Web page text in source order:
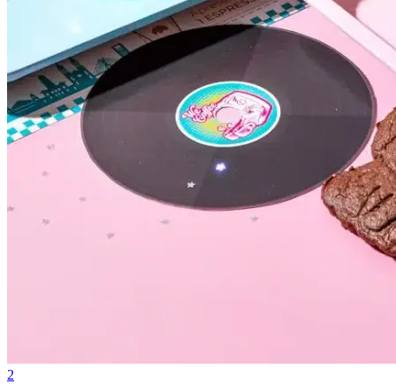
Internacional
2